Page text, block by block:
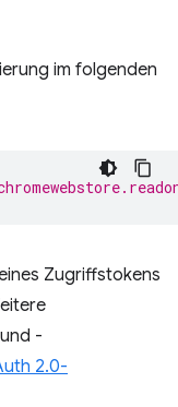
im folgenden
Zugriffstokens
-
2.0-